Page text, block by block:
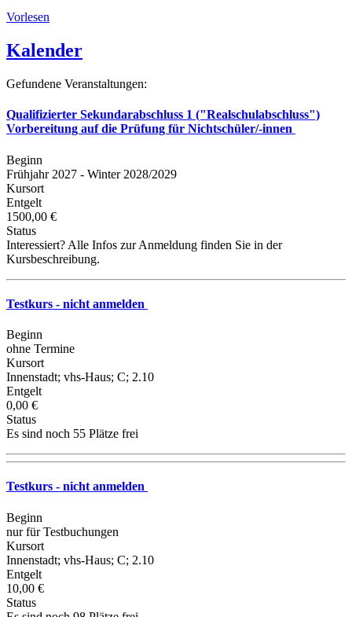
Vorlesen
Kalender
Gefundene Veranstaltungen:
Qualifizierter Sekundarabschluss 1 ("Realschulabschluss")
Vorbereitung auf die Prüfung für Nichtschüler/-innen
Beginn
Frühjahr 2027 - Winter 2028/2029
Kursort
Entgelt
1500,00 €
Status
Interessiert? Alle Infos zur Anmeldung finden Sie in der
Kursbeschreibung.
Testkurs - nicht anmelden
Beginn
ohne Termine
Kursort
Innenstadt; vhs-Haus; C; 2.10
Entgelt
0,00 €
Status
Es sind noch 55 Plätze frei
Testkurs - nicht anmelden
Beginn
nur für Testbuchungen
Kursort
Innenstadt; vhs-Haus; C; 2.10
Entgelt
10,00 €
Status